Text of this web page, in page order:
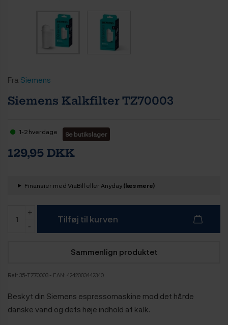
Fra Siemens
Siemens Kalkfilter TZ70003
1-2 hverdage Se butikslager
129,95 DKK
Finansier med ViaBill eller Anyday(læs mere)
Tilføj til kurven
Sammenlign produktet
Ref: 35-TZ70003 - EAN: 4242003442340
Beskyt din Siemens espressomaskine mod det hårde
danske vand og dets høje indhold af kalk.